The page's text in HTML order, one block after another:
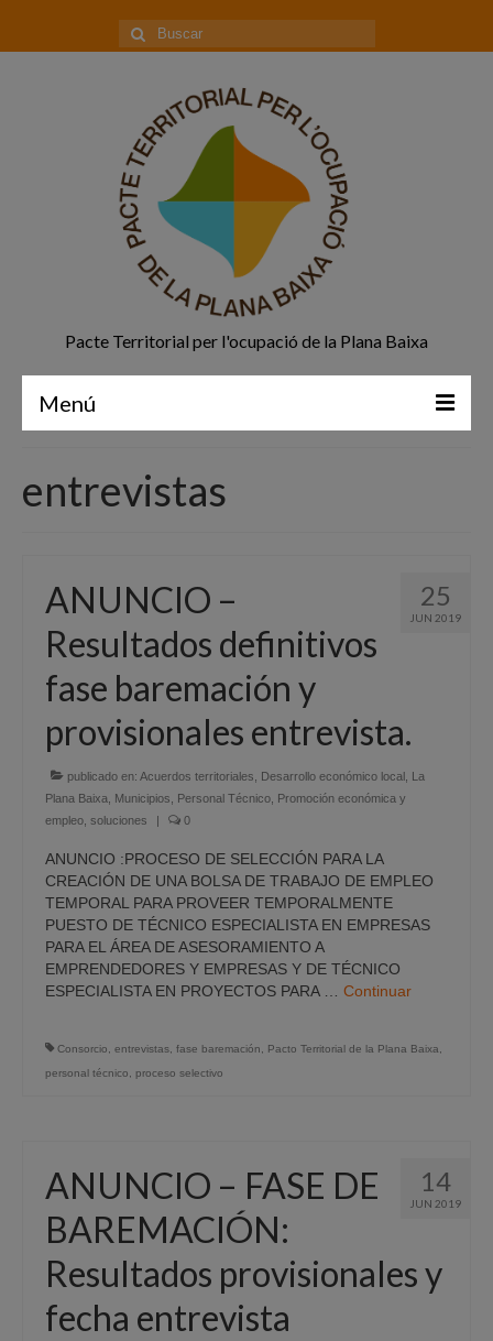
Buscar
por:
Pacte Territorial per l'ocupació de la Plana Baixa
Menú
Quiénes Somos
Proyectos finalizados
Comunicación
Sede Electrónica
Portal de empleo
Empleo Público
Buzón denuncias
Gastrofest
Información empresas incendio
entrevistas
25
JUN 2019
ANUNCIO –
Resultados definitivos
fase baremación y
provisionales entrevista.
publicado en: Acuerdos territoriales Desarrollo económico local La
Plana Baixa
Municipios Personal Técnico Promoción económica y
empleo soluciones | 0
ANUNCIO :PROCESO DE SELECCIÓN PARA LA
CREACIÓN DE UNA BOLSA DE TRABAJO DE EMPLEO
TEMPORAL PARA PROVEER TEMPORALMENTE
PUESTO DE TÉCNICO ESPECIALISTA EN EMPRESAS
PARA EL ÁREA DE ASESORAMIENTO A
EMPRENDEDORES Y EMPRESAS Y DE TÉCNICO
ESPECIALISTA EN PROYECTOS PARA … Continuar
Consorcio entrevistas fase baremación Pacto Territorial de la Plana Baixa
personal técnico
proceso selectivo
14
JUN 2019
ANUNCIO – FASE DE
BAREMACIÓN:
Resultados provisionales y
fecha entrevista